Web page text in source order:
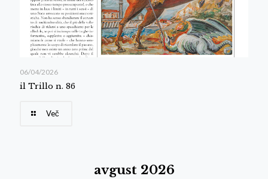
06/04/2026
il Trillo n. 86
Več
avgust 2026